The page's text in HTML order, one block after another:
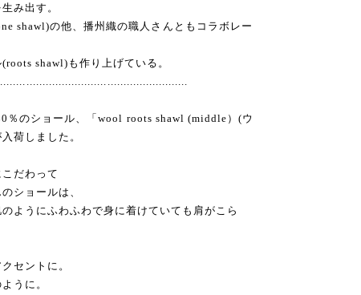
み出す。
shawl)の他、播州織の職人さんともコラボレー
shawl)も作り上げている。
％のショール、「wool roots shawl (middle）(ウ
荷しました。
だわって
ショールは、
ようにふわふわで身に着けていても肩がこら
セントに。
うに。